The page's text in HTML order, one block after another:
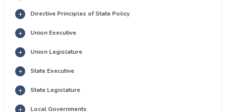
Directive Principles of State Policy
Union Executive
Union Legislature
State Executive
State Legislature
Local Governments